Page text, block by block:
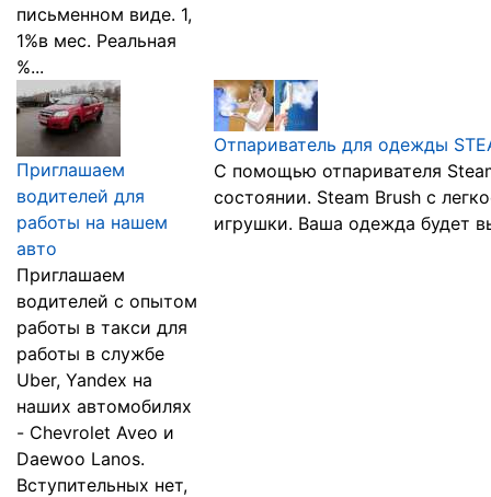
письменном виде. 1,
1%в мес. Реальная
%...
Приглашаем
водителей для
работы на нашем
авто
Приглашаем
водителей с опытом
работы в такси для
работы в службе
Uber, Yandex на
наших автомобилях
- Chevrolet Aveo и
Daewoo Lanos.
Вступительных нет,
Отпариватель для одежды
С помощью отпаривателя
состоянии. Steam Brush с
игрушки. Ваша одежда будет